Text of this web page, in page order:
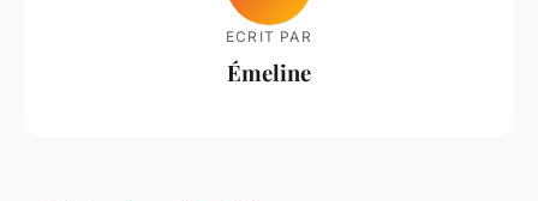
ECRIT PAR
Émeline